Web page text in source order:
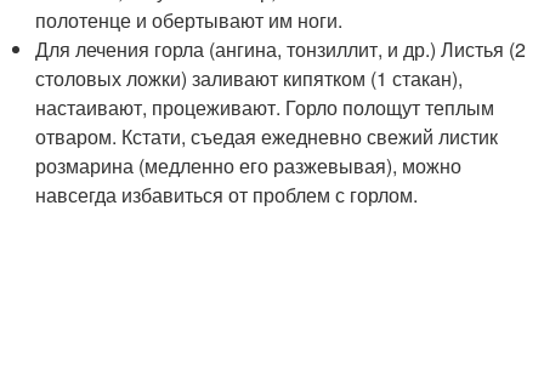
полотенце и обертывают им ноги.
Для лечения горла (ангина, тонзиллит, и др.) Листья (2
столовых ложки) заливают кипятком (1 стакан),
настаивают, процеживают. Горло полощут теплым
отваром. Кстати, съедая ежедневно свежий листик
розмарина (медленно его разжевывая), можно
навсегда избавиться от проблем с горлом.